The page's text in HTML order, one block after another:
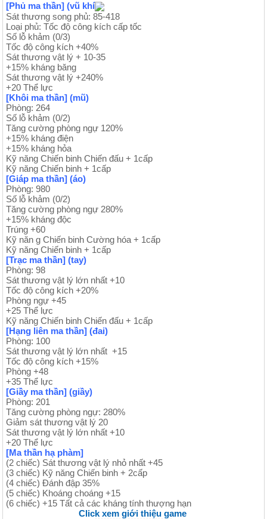
[Phủ ma thần] (vũ khí
Sát thương song phủ: 85-418
Loại phủ: Tốc độ công kích cấp tốc
Số lỗ khảm (0/3)
Tốc độ công kích +40%
Sát thương vật lý + 10-35
+15% kháng băng
Sát thương vật lý +240%
+20 Thể lực
[Khôi ma thần] (mũ)
Phòng: 264
Số lỗ khảm (0/2)
Tăng cường phòng ngự 120%
+15% kháng điện
+15% kháng hỏa
Kỹ năng Chiến binh Chiến đấu + 1cấp
Kỹ năng Chiến binh + 1cấp
[Giáp ma thần] (áo)
Phòng: 980
Số lỗ khảm (0/2)
Tăng cường phòng ngự 280%
+15% kháng độc
Trúng +60
Kỹ năn g Chiến binh Cường hóa + 1cấp
Kỹ năng Chiến binh + 1cấp
[Trạc ma thần] (tay)
Phòng: 98
Sát thương vật lý lớn nhất +10
Tốc độ công kích +20%
Phòng ngự +45
+25 Thể lực
Kỹ năng Chiến binh Chiến đấu + 1cấp
[Hạng liên ma thần] (đai)
Phòng: 100
Sát thương vật lý lớn nhất +15
Tốc độ công kích +15%
Phòng +48
+35 Thể lực
[Giầy ma thần] (giầy)
Phòng: 201
Tăng cường phòng ngự: 280%
Giảm sát thương vật lý 20
Sát thương vật lý lớn nhất +10
+20 Thể lực
[Ma thần hạ phàm]
(2 chiếc) Sát thương vật lý nhỏ nhất +45
(3 chiếc) Kỹ năng Chiến binh + 2cấp
(4 chiếc) Đánh đập 35%
(5 chiếc) Khoáng choáng +15
(6 chiếc) +15 Tất cả các kháng tính thượng hạn
Click xem giới thiệu game